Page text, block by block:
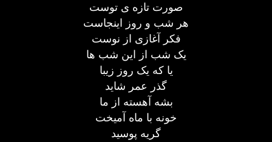
صورت تازه ی توست
هر شب و روز اینجاست
فکر آغازی از نوست
یک شب از این شب ها
یا که یک روز زیبا
گذر عمر شاید
بشه آهسته از ما
خونه با ماه آمیخت
گریه پوسید